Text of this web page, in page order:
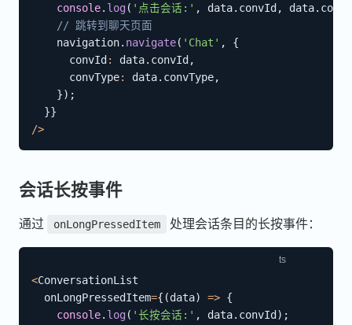
console. log( '点击会话:' , data. convId , data.
// 跳转到聊天页面
    navigation
. navigate( 'Chat' ,
{
      convId
: data. convId ,
      convType
: data. convType,
}) ;
}}
/>
会话长按事件
通过 onLongPressedItem 处理会话条目的长按事件：
<ConversationList
  onLongPressedItem
={ (data) => {
console. log( '长按会话:' , data. convId ) ;